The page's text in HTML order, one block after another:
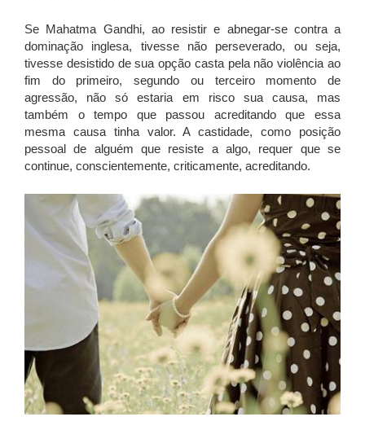
Se Mahatma Gandhi, ao resistir e abnegar-se contra a
dominação inglesa, tivesse não perseverado, ou seja,
tivesse desistido de sua opção casta pela não violência ao
fim do primeiro, segundo ou terceiro momento de
agressão, não só estaria em risco sua causa, mas
também o tempo que passou acreditando que essa
mesma causa tinha valor. A castidade, como posição
pessoal de alguém que resiste a algo, requer que se
continue, conscientemente, criticamente, acreditando.